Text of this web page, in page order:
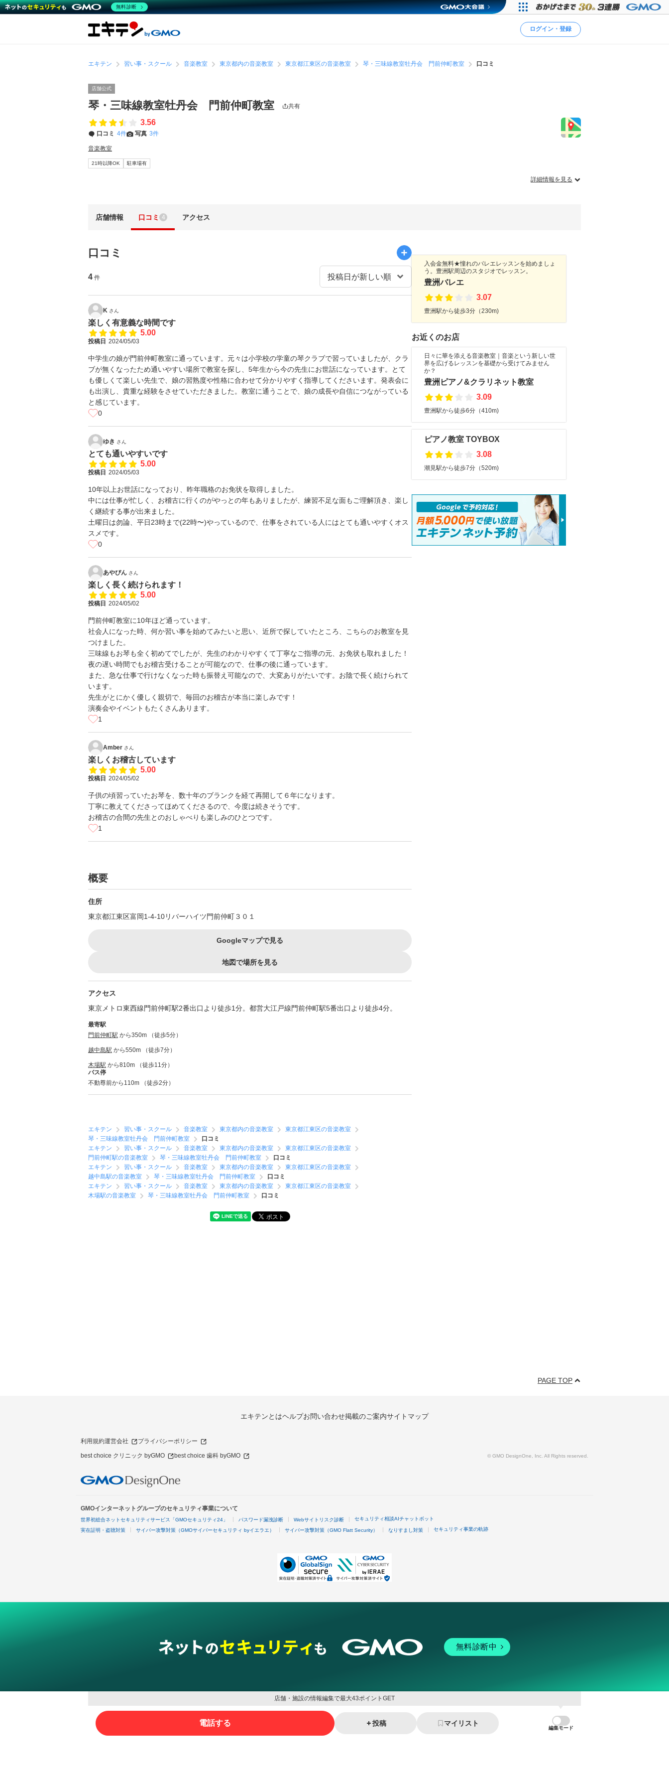
ログイン・登録
エキテン 習い事・スクール 音楽教室 東京都内の音楽教室 東京都江東区の音楽教室 琴・三味線教室牡丹会 門前仲町教室 口コミ
店舗公式
琴・三味線教室牡丹会 門前仲町教室 共有
3.56
口コミ 4件 写真 3件
音楽教室
21時以降OK 駐車場有
詳細情報を見る
店舗情報 口コミ 4 アクセス
口コミ
4 件
K さん
楽しく有意義な時間です
5.00
投稿日 2024/05/03
中学生の娘が門前仲町教室に通っています。元々は小学校の学童の琴クラブで習っていましたが、クラ
ブが無くなったため通いやすい場所で教室を探し、5年生から今の先生にお世話になっています。とて
も優しくて楽しい先生で、娘の習熟度や性格に合わせて分かりやすく指導してくださいます。発表会に
も出演し、貴重な経験をさせていただきました。教室に通うことで、娘の成長や自信につながっている
と感じています。
0
ゆき さん
とても通いやすいです
5.00
投稿日 2024/05/03
10年以上お世話になっており、昨年職格のお免状を取得しました。
中には仕事が忙しく、お稽古に行くのがやっとの年もありましたが、練習不足な面もご理解頂き、楽し
く継続する事が出来ました。
土曜日は勿論、平日23時まで(22時〜)やっているので、仕事をされている人にはとても通いやすくオス
スメです。
0
あやぴん さん
楽しく長く続けられます！
5.00
投稿日 2024/05/02
門前仲町教室に10年ほど通っています。
社会人になった時、何か習い事を始めてみたいと思い、近所で探していたところ、こちらのお教室を見
つけました。
三味線もお琴も全く初めてでしたが、先生のわかりやすくて丁寧なご指導の元、お免状も取れました！
夜の遅い時間でもお稽古受けることが可能なので、仕事の後に通っています。
また、急な仕事で行けなくなった時も振替え可能なので、大変ありがたいです。お陰で長く続けられて
います。
先生がとにかく優しく親切で、毎回のお稽古が本当に楽しみです！
演奏会やイベントもたくさんあります。
1
Amber さん
楽しくお稽古しています
5.00
投稿日 2024/05/02
子供の頃習っていたお琴を、数十年のブランクを経て再開して６年になります。
丁寧に教えてくださってほめてくださるので、今度は続きそうです。
お稽古の合間の先生とのおしゃべりも楽しみのひとつです。
1
概要
住所
東京都江東区富岡1-4-10リバーハイツ門前仲町３０１
Googleマップで見る
地図で場所を見る
アクセス
東京メトロ東西線門前仲町駅2番出口より徒歩1分。都営大江戸線門前仲町駅5番出口より徒歩4分。
最寄駅
門前仲町駅 から350m （徒歩5分）
越中島駅 から550m （徒歩7分）
木場駅 から810m （徒歩11分）
バス停
不動尊前から110m （徒歩2分）
エキテン 習い事・スクール 音楽教室 東京都内の音楽教室
東京都江東区の音楽教室
琴・三味線教室牡丹会 門前仲町教室
口コミ
エキテン
習い事・スクール 音楽教室 東京都内の音楽教室
東京都江東区の音楽教室
門前仲町駅の音楽教室
琴・三味線教室牡丹会 門前仲町教室
口コミ
エキテン
習い事・スクール 音楽教室 東京都内の音楽教室
東京都江東区の音楽教室
越中島駅の音楽教室
琴・三味線教室牡丹会 門前仲町教室
口コミ
エキテン
習い事・スクール 音楽教室 東京都内の音楽教室
東京都江東区の音楽教室
木場駅の音楽教室
琴・三味線教室牡丹会 門前仲町教室 口コミ
入会金無料★憧れのバレエレッスンを始めましょ
う。豊洲駅周辺のスタジオでレッスン。
豊洲バレエ
3.07
豊洲駅から徒歩3分（230m)
お近くのお店
日々に華を添える音楽教室｜音楽という新しい世
界を広げるレッスンを基礎から受けてみません
か？
豊洲ピアノ&クラリネット教室
3.09
豊洲駅から徒歩6分（410m)
ピアノ教室 TOYBOX
3.08
潮見駅から徒歩7分（520m)
PAGE TOP
エキテンとはヘルプお問い合わせ掲載のご案内サイトマップ
利用規約運営会社 プライバシーポリシー
best choice クリニック byGMO best choice 歯科 byGMO © GMO DesignOne, Inc. All Rights reserved.
GMOインターネットグループのセキュリティ事業について
世界初総合ネットセキュリティサービス「GMOセキュリティ24」 パスワード漏洩診断 Webサイトリスク診断 セキュリティ相談AIチャットボット
実在証明・盗聴対策 サイバー攻撃対策（GMOサイバーセキュリティ byイエラエ） サイバー攻撃対策（GMO Flatt Security） なりすまし対策 セキュリティ事業の軌跡
無料診断中
グループサービス
インターネットサービス マーケティング支援
店舗・施設の情報編集で最大43ポイントGET
電話する 投稿 マイリスト
編集モード
無料診断